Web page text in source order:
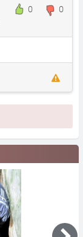
0 0